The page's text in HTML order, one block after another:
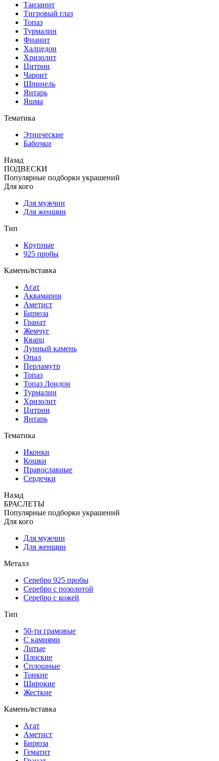
Танзанит
Тигровый глаз
Топаз
Турмалин
Фианит
Халцедон
Хризолит
Цитрин
Чароит
Шпинель
Янтарь
Яшма
Тематика
Этнические
Бабочки
Назад
ПОДВЕСКИ
Популярные подборки украшений
Для кого
Для мужчин
Для женщин
Тип
Крупные
925 пробы
Камень/вставка
Агат
Аквамарин
Аметист
Бирюза
Гранат
Жемчуг
Кварц
Лунный камень
Опал
Перламутр
Топаз
Топаз Лондон
Турмалин
Хризолит
Цитрин
Янтарь
Тематика
Иконки
Кошки
Православные
Сердечки
Назад
БРАСЛЕТЫ
Популярные подборки украшений
Для кого
Для мужчин
Для женщин
Металл
Серебро 925 пробы
Серебро с позолотой
Серебро с кожей
Тип
50-ти грамовые
С камнями
Литые
Плоские
Сплошные
Тонкие
Широкие
Жесткие
Камень/вставка
Агат
Аметист
Бирюза
Гематит